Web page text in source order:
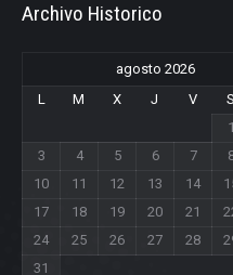
Archivo Historico
agosto 2026
L
M X J V S
1
3
4 5 6 7
10
11 12 13 14
17
18 19 20 21
24
25 26 27 28
31